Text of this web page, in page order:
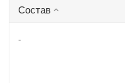
Состав
-